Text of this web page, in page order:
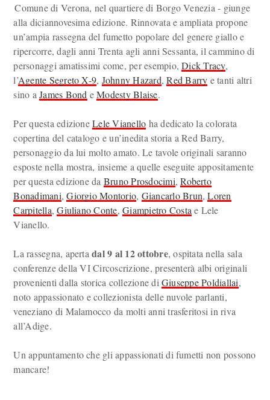
Comune di Verona, nel quartiere di Borgo Venezia - giunge
alla diciannovesima edizione. Rinnovata e ampliata propone
un’ampia rassegna del fumetto popolare del genere giallo e
ripercorre, dagli anni Trenta agli anni Sessanta, il cammino di
personaggi amatissimi come, per esempio,Dick Tracy,
l’Agente Segreto X-9, Johnny Hazard,Red Barry e tanti altri
sino aJames Bond eModesty Blaise.
Per questa edizioneLele Vianello ha dedicato la colorata
copertina del catalogo e un’inedita storia a Red Barry,
personaggio da lui molto amato. Le tavole originali saranno
esposte nella mostra, insieme a quelle eseguite appositamente
per questa edizione da Bruno Prosdocimi,Roberto
Bonadimani,Giorgio Montorio, Giancarlo Brun,Loren
Carpitella,Giuliano Conte,Giampietro Costa e Lele
Vianello.
La rassegna, apertadal 9 al 12 ottobre, ospitata nella sala
conferenze della VI Circoscrizione, presenterà albi originali
provenienti dalla storica collezione diGiuseppe Poldiallai,
noto appassionato e collezionista delle nuvole parlanti,
veneziano di Malamocco da molti anni trasferitosi in riva
all’Adige.
Un appuntamento che gli appassionati di fumetti non possono
mancare!